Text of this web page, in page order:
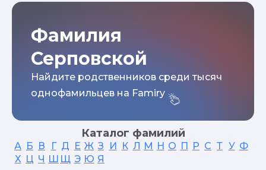
Фамилия
Серповской
Найдите родственников среди тысяч
однофамильцев на Famiry
Каталог фамилий
А Б В Г Д Е Ж З И К Л М Н О П Р С Т У Ф
Х Ц Ч Ш Щ Э Ю Я